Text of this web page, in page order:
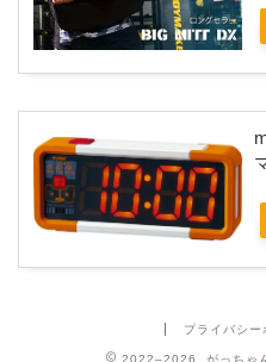
プライバシー
2022–2026 がっちゃ